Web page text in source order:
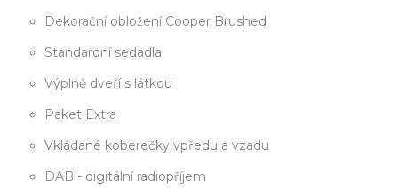
Dekorační obložení Cooper Brushed
Standardní sedadla
Výplně dveří s látkou
Paket Extra
Vkládané koberečky vpředu a vzadu
DAB - digitální radiopříjem